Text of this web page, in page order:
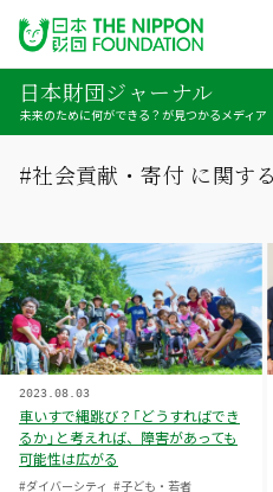
日本財団ジャーナル
未来のために何ができる？が見つかるメディア
#社会貢献・寄付 に関す
車いすで縄跳び？「どうすればでき
るか」と考えれば、障害があっても
可能性は広がる
2023.08.03
#ダイバーシティ #子ども・若者